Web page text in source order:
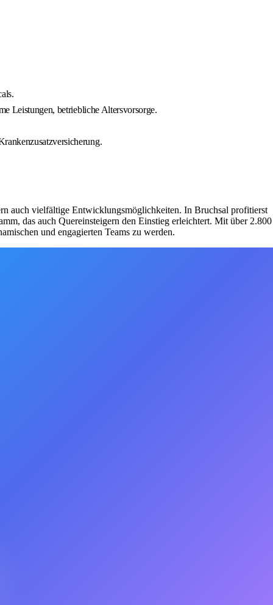
Leistungen, betriebliche Altersvorsorge.
auch vielfältige Entwicklungsmöglichkeiten. In Bruchsal profitierst
das auch Quereinsteigern den Einstieg erleichtert. Mit über 2.800
und engagierten Teams zu werden.